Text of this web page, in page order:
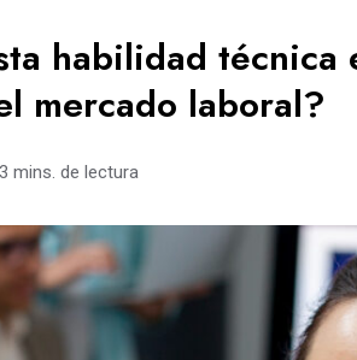
habilidad técnica
mercado laboral?
3 mins. de lectura